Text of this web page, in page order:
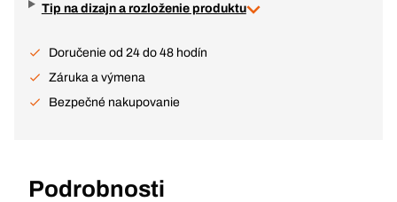
Tip na dizajn a rozloženie produktu
Doručenie od 24 do 48 hodín
Záruka a výmena
Bezpečné nakupovanie
Podrobnosti